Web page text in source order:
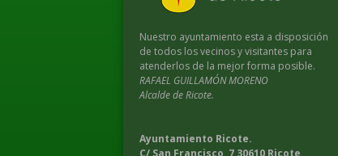
Nuestro ayuntamiento esta a disposición
de todos los vecinos y visitantes para
atenderlos de la mejor forma posible.
RAFAEL GUILLAMÓN MORENO
Alcalde de Ricote.
Ayuntamiento Ricote.
C/ San Francisco, 7 30610 Ricote